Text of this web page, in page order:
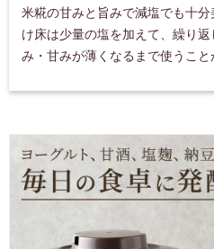
米糀の甘みと旨みで減塩でも十
け床は少量の塩を加えて、繰り
み・甘みが薄くなるまで使うこと